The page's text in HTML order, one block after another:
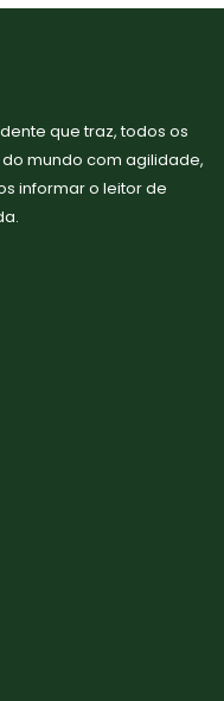
que traz, todos os
mundo com agilidade,
informar o leitor de